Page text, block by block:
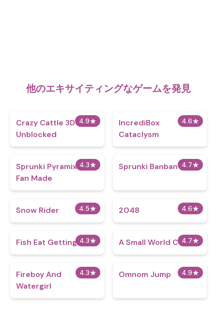
他のエキサイティングなゲームを発見
4.9★
Crazy Cattle 3D
Unblocked
4.6★
IncrediBox
Cataclysm
4.3★
Sprunki Pyramixed
Fan Made
4.7★
Sprunki Banban
4.5★
Snow Rider 4.6★
2048
4.3★
Fish Eat Getting Big 4.7★
A Small World Cup
4.3★
Fireboy And
Watergirl
4.9★
Omnom Jump